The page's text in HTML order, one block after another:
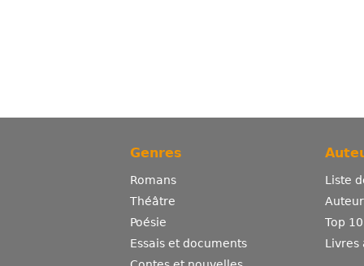
Genres
Romans
Théâtre
Poésie
Essais et documents
Liste
Top
Livres